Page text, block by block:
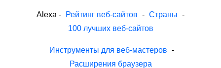
Alexa - Рейтинг веб-сайтов - Страны -
100 лучших веб-сайтов
Инструменты для веб-мастеров -
Расширения браузера